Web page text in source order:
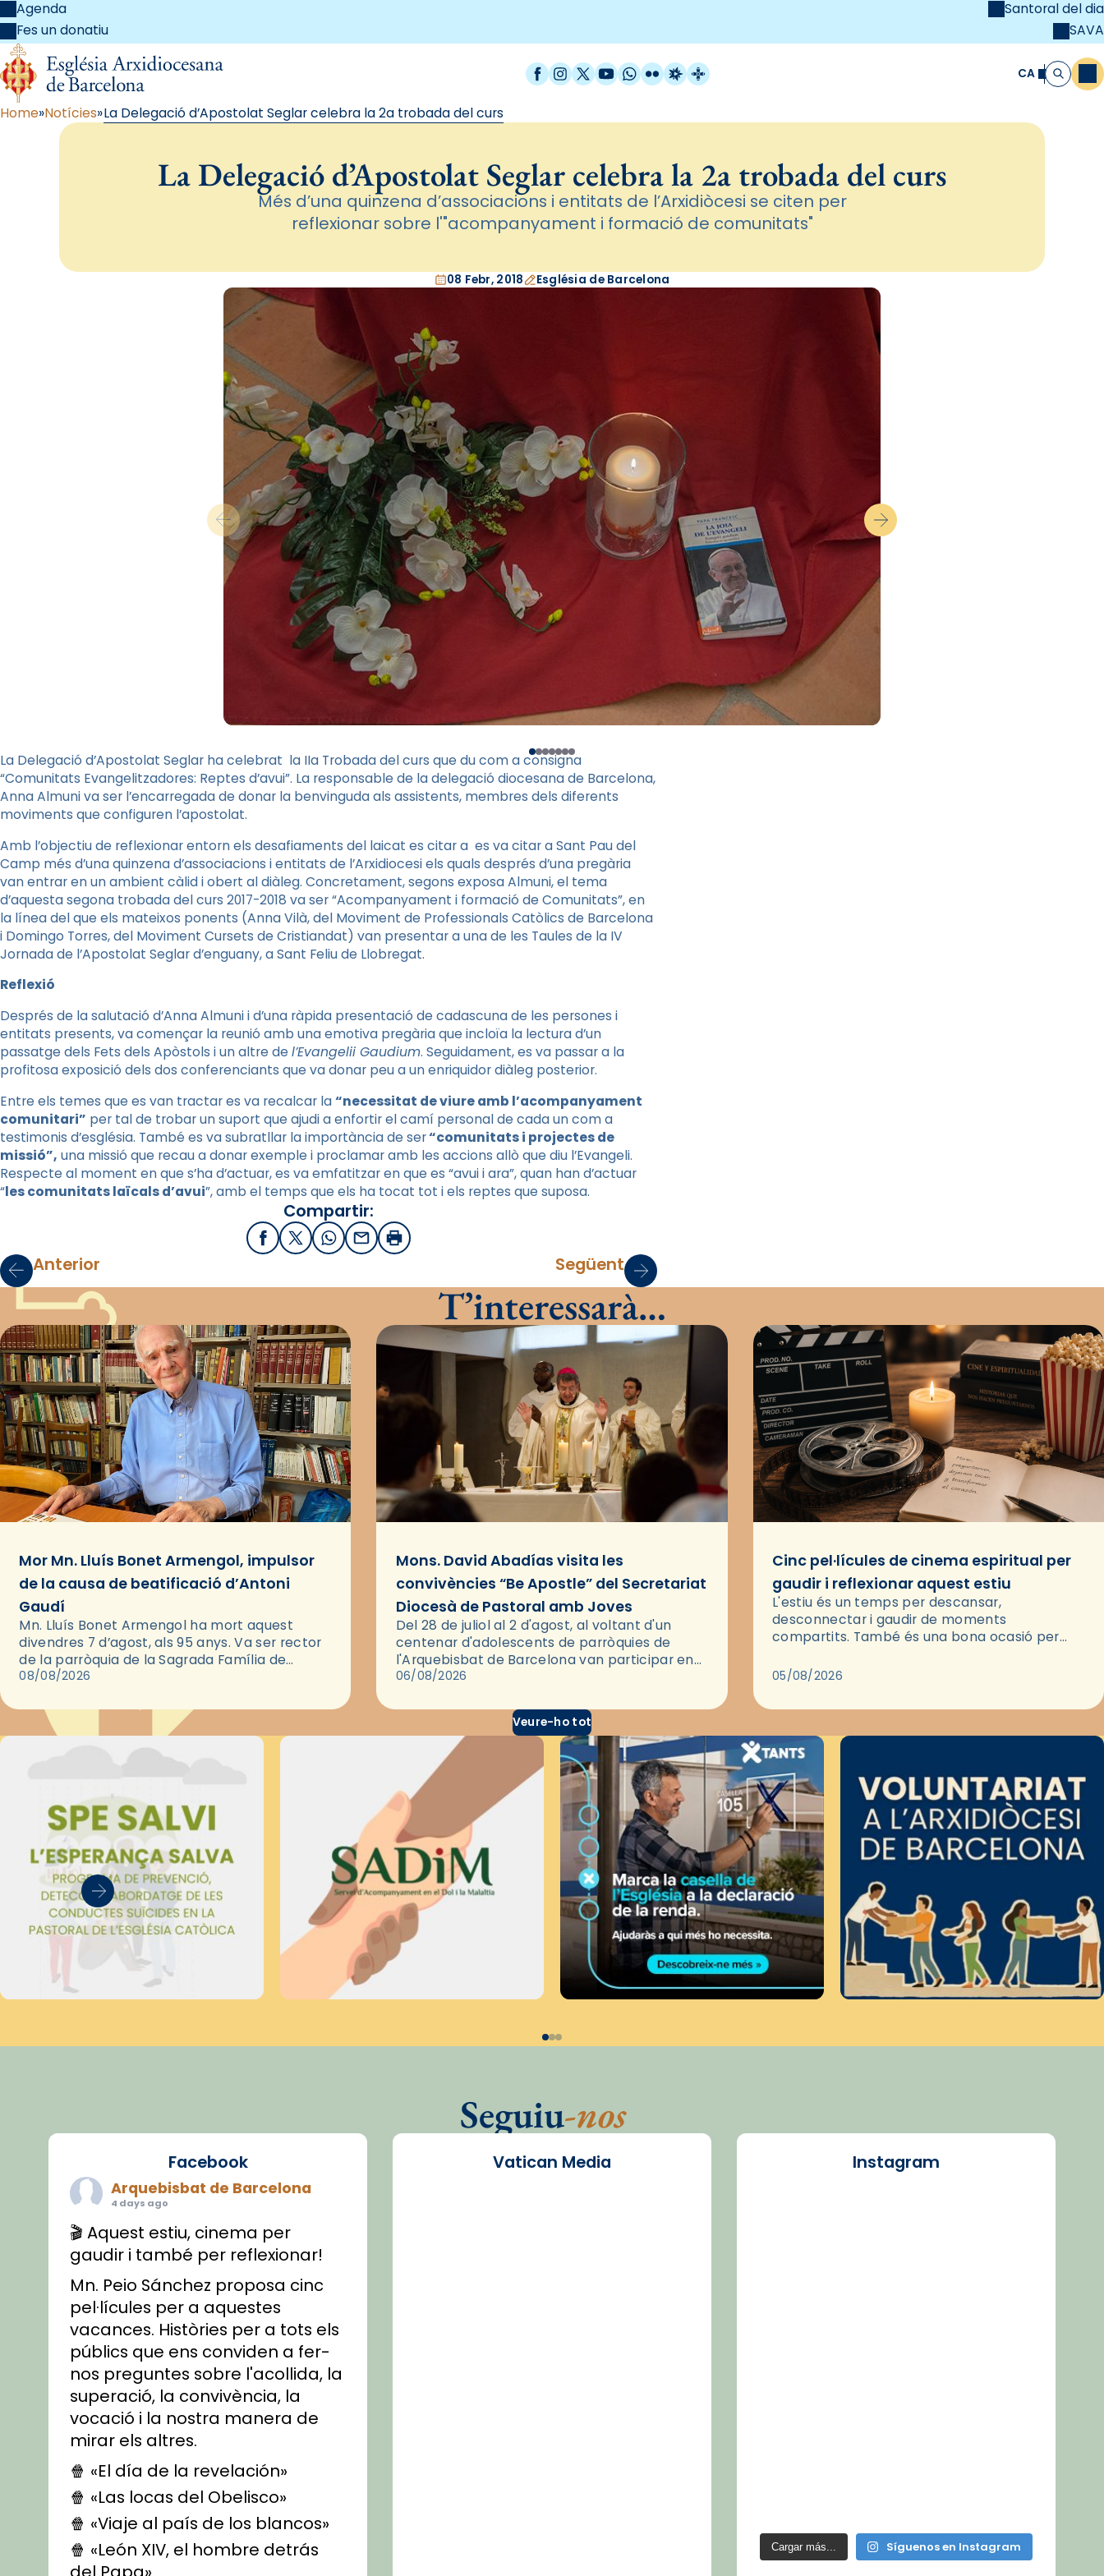
Agenda
Fes un donatiu
Santoral del dia
SAVA
Facebook
Instagram
X / Twitter
YouTube
WhatsApp
FlickrRadio Estel
Catalunya Cristiana CA Cerca
Home Notícies La Delegació d’Apostolat Seglar celebra la 2a trobada del curs
La Delegació d’Apostolat Seglar celebra la 2a trobada del curs
Més d’una quinzena d’associacions i entitats de l’Arxidiòcesi se citen per
reflexionar sobre l'"acompanyament i formació de comunitats"
08 Febr, 2018 Església de Barcelona
La Delegació d’Apostolat Seglar ha celebrat la IIa Trobada del curs que du com a consigna
“Comunitats Evangelitzadores: Reptes d’avui”. La responsable de la delegació diocesana de Barcelona,
Anna Almuni va ser l’encarregada de donar la benvinguda als assistents, membres dels diferents
moviments que configuren l’apostolat.
Amb l’objectiu de reflexionar entorn els desafiaments del laicat es citar a es va citar a Sant Pau del
Camp més d’una quinzena d’associacions i entitats de l’Arxidiocesi els quals després d’una pregària
van entrar en un ambient càlid i obert al diàleg. Concretament, segons exposa Almuni, el tema
d’aquesta segona trobada del curs 2017-2018 va ser “Acompanyament i formació de Comunitats”, en
la línea del que els mateixos ponents (Anna Vilà, del Moviment de Professionals Catòlics de Barcelona
i Domingo Torres, del Moviment Cursets de Cristiandat) van presentar a una de les Taules de la IV
Jornada de l’Apostolat Seglar d’enguany, a Sant Feliu de Llobregat.
Reflexió
Després de la salutació d’Anna Almuni i d’una ràpida presentació de cadascuna de les persones i
entitats presents, va començar la reunió amb una emotiva pregària que incloïa la lectura d’un
passatge dels Fets dels Apòstols i un altre de l’Evangelii Gaudium. Seguidament, es va passar a la
profitosa exposició dels dos conferenciants que va donar peu a un enriquidor diàleg posterior.
Entre els temes que es van tractar es va recalcar la“necessitat de viure amb l’acompanyament
comunitari” per tal de trobar un suport que ajudi a enfortir el camí personal de cada un com a
testimonis d’església. També es va subratllar la importància de ser“comunitats i projectes de
missió”, una missió que recau a donar exemple i proclamar amb les accions allò que diu l’Evangeli.
Respecte al moment en que s’ha d’actuar, es va emfatitzar en que es “avui i ara”, quan han d’actuar
“les comunitats laïcals d’avui”, amb el temps que els ha tocat tot i els reptes que suposa.
Compartir:
FacebookX / Twitter
WhatsApp
EmailImprimir
Anterior Següent
T’interessarà…
Mor Mn. Lluís Bonet Armengol, impulsor
de la causa de beatificació d’Antoni
Gaudí
Mn. Lluís Bonet Armengol ha mort aquest
divendres 7 d’agost, als 95 anys. Va ser rector
de la parròquia de la Sagrada Família de
Barcelona durant 25 anys, entre 1993 i 2018,…
08/08/2026
Mons. David Abadías visita les
convivències “Be Apostle” del Secretariat
Diocesà de Pastoral amb Joves
Del 28 de juliol al 2 d'agost, al voltant d'un
centenar d'adolescents de parròquies de
l'Arquebisbat de Barcelona van participar en
les convivències Be Apostle, organitzades pel
06/08/2026
Cinc pel·lícules de cinema espiritual per
gaudir i reflexionar aquest estiu
L'estiu és un temps per descansar,
desconnectar i gaudir de moments
compartits. També és una bona ocasió per
través del cinema, reflexionar sobre les…
05/08/2026
Veure-ho tot
Seguiu-nos
Facebook
Arquebisbat de Barcelona
4 days ago
🎬 Aquest estiu, cinema per
gaudir i també per reflexionar!
Mn. Peio Sánchez proposa cinc
pel·lícules per a aquestes
vacances. Històries per a tots els
públics que ens conviden a fer-
nos preguntes sobre l'acollida, la
superació, la convivència, la
vocació i la nostra manera de
mirar els altres.
🍿 «El día de la revelación»
🍿 «Las locas del Obelisco»
🍿 «Viaje al país de los blancos»
🍿 «León XIV, el hombre detrás
Vatican Media Instagram
Cargar más... Síguenos en Instagram